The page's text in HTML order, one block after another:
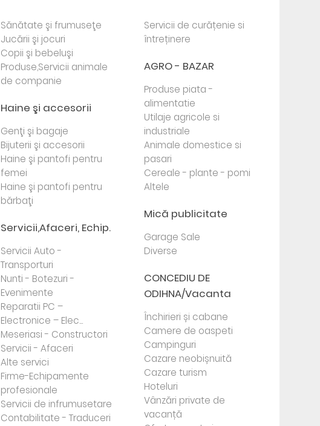
Sănătate şi frumuseţe
Jucării şi jocuri
Copii şi bebeluşi
Produse,Servicii animale
de companie
Haine şi accesorii
Genţi şi bagaje
Bijuterii şi accesorii
Haine şi pantofi pentru
femei
Haine şi pantofi pentru
bărbaţi
Servicii,Afaceri, Echip.
Servicii Auto -
Transporturi
Nunti - Botezuri -
Evenimente
Reparatii PC –
Electronice – Elec...
Meseriasi - Constructori
Servicii - Afaceri
Alte servici
Firme-Echipamente
profesionale
Servicii de infrumusetare
Contabilitate - Traduceri
Servicii de curățenie si
întreținere
AGRO - BAZAR
Produse piata -
alimentatie
Utilaje agricole si
industriale
Animale domestice si
pasari
Cereale - plante - pomi
Altele
Mică publicitate
Garage Sale
Diverse
CONCEDIU DE
ODIHNA/Vacanta
Închirieri și cabane
Camere de oaspeti
Campinguri
Cazare neobișnuită
Cazare turism
Hoteluri
Vânzări private de
vacanță